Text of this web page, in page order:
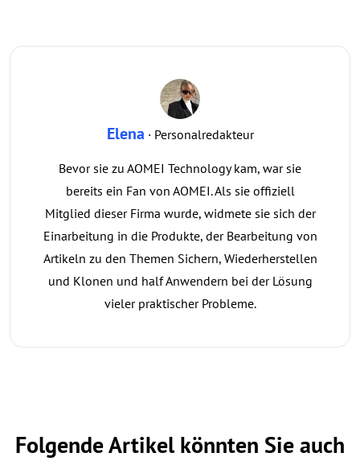
Elena · Personalredakteur
Bevor sie zu AOMEI Technology kam, war sie
bereits ein Fan von AOMEI. Als sie offiziell
Mitglied dieser Firma wurde, widmete sie sich der
Einarbeitung in die Produkte, der Bearbeitung von
Artikeln zu den Themen Sichern, Wiederherstellen
und Klonen und half Anwendern bei der Lösung
vieler praktischer Probleme.
Folgende Artikel könnten Sie auch